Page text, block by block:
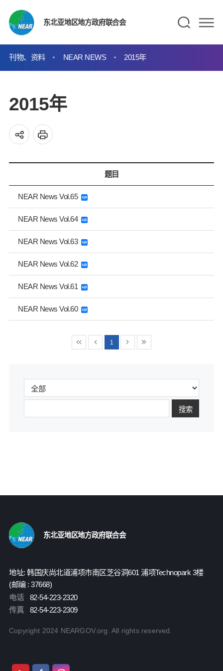
东北亚地区地方政府联合会
刊物、资料 NEAR NEWS 2015年
2015年
题目
NEAR News Vol.65
NEAR News Vol.64
NEAR News Vol.63
NEAR News Vol.62
NEAR News Vol.61
NEAR News Vol.60
1
搜索
东北亚地区地方政府联合会
地址: 韩国庆尚北道浦项市南区芝谷洞601 浦项Technopark 3楼
(邮编 : 37668)
电话
82-54-223-2320
传真
82-54-223-2309
Copyright 2024 NEARGOV.org. All rights reserved.